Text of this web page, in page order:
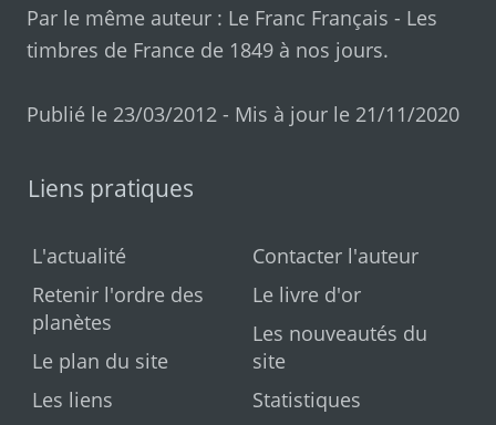
Par le même auteur : Le Franc Français - Les
timbres de France de 1849 à nos jours.
Publié le 23/03/2012 - Mis à jour le 21/11/2020
Liens pratiques
L'actualité
Retenir l'ordre des
planètes
Le plan du site
Les liens
Contacter l'auteur
Le livre d'or
Les nouveautés du
site
Statistiques